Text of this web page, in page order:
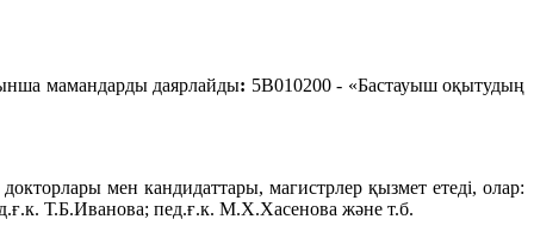
мамандарды даярлайды: 5В010200 - «Бастауыш оқытудың
мен кандидаттары, магистрлер қызмет етеді, олар:
Т.Б.Иванова; пед.ғ.к. М.Х.Хасенова және т.б.